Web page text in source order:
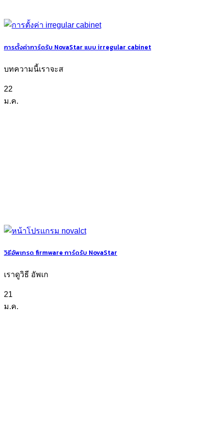
การตั้งค่าการ์ดรับ NovaStar แบบ irregular cabinet
บทความนี้เราจะส
22
ม.ค.
วิธีอัพเกรด firmware การ์ดรับ NovaStar
เราดูวิธี อัพเก
21
ม.ค.